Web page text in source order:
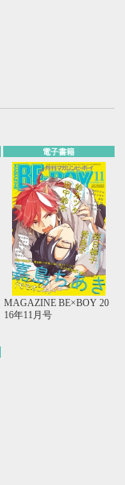
電子書籍
MAGAZINE BE×BOY 20
16年11月号